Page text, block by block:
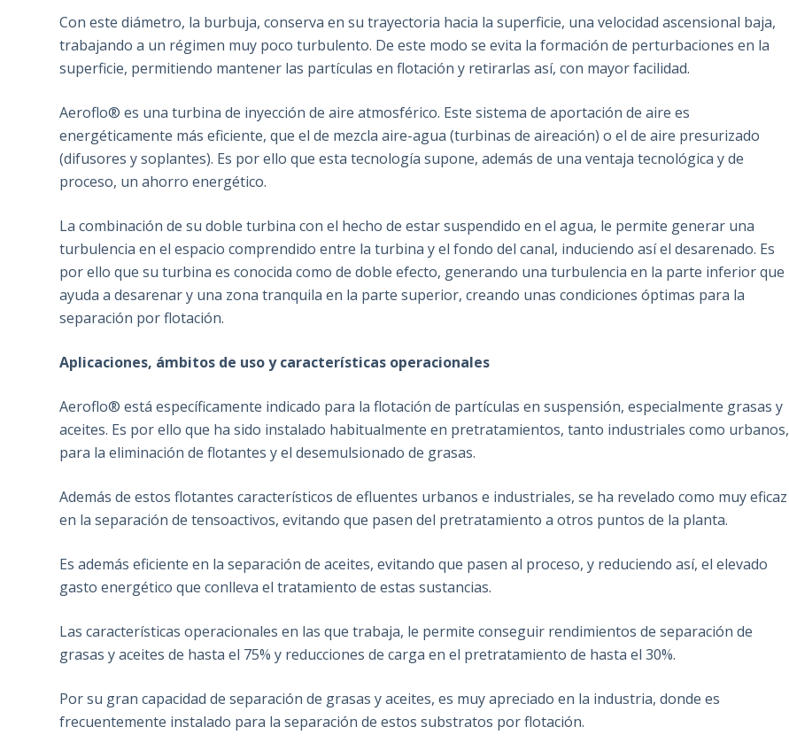
Con este diámetro, la burbuja, conserva en su trayectoria hacia la superficie, una velocidad ascensional baja,
trabajando a un régimen muy poco turbulento. De este modo se evita la formación de perturbaciones en la
superficie, permitiendo mantener las partículas en flotación y retirarlas así, con mayor facilidad.
Aeroflo® es una turbina de inyección de aire atmosférico. Este sistema de aportación de aire es
energéticamente más eficiente, que el de mezcla aire-agua (turbinas de aireación) o el de aire presurizado
(difusores y soplantes). Es por ello que esta tecnología supone, además de una ventaja tecnológica y de
proceso, un ahorro energético.
La combinación de su doble turbina con el hecho de estar suspendido en el agua, le permite generar una
turbulencia en el espacio comprendido entre la turbina y el fondo del canal, induciendo así el desarenado. Es
por ello que su turbina es conocida como de doble efecto, generando una turbulencia en la parte inferior que
ayuda a desarenar y una zona tranquila en la parte superior, creando unas condiciones óptimas para la
separación por flotación.
Aplicaciones, ámbitos de uso y características operacionales
Aeroflo® está específicamente indicado para la flotación de partículas en suspensión, especialmente grasas y
aceites. Es por ello que ha sido instalado habitualmente en pretratamientos, tanto industriales como urbanos,
para la eliminación de flotantes y el desemulsionado de grasas.
Además de estos flotantes característicos de efluentes urbanos e industriales, se ha revelado como muy eficaz
en la separación de tensoactivos, evitando que pasen del pretratamiento a otros puntos de la planta.
Es además eficiente en la separación de aceites, evitando que pasen al proceso, y reduciendo así, el elevado
gasto energético que conlleva el tratamiento de estas sustancias.
Las características operacionales en las que trabaja, le permite conseguir rendimientos de separación de
grasas y aceites de hasta el 75% y reducciones de carga en el pretratamiento de hasta el 30%.
Por su gran capacidad de separación de grasas y aceites, es muy apreciado en la industria, donde es
frecuentemente instalado para la separación de estos substratos por flotación.